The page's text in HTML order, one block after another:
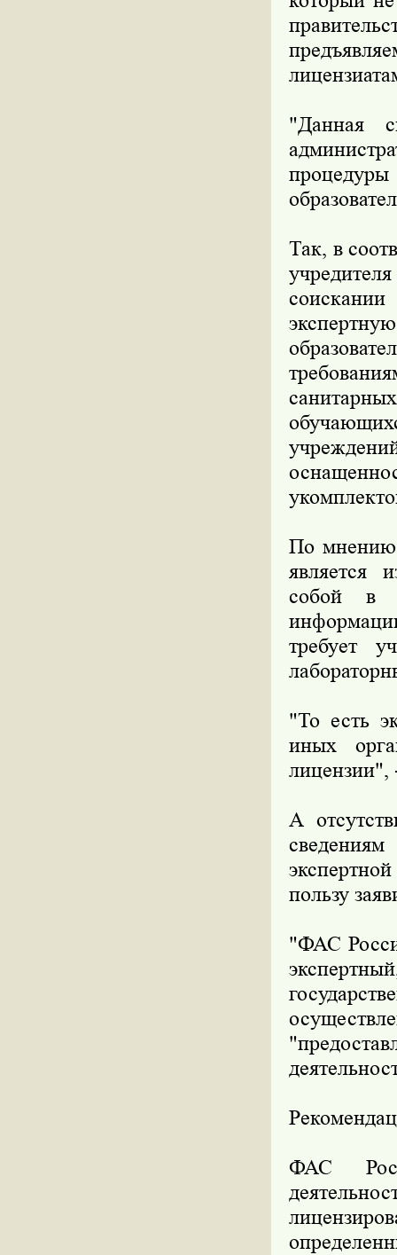
"Данная
Так, в
По мнению
является
собой в
требует
"То есть
иных
лицензии",
А
пользу
"ФАС
ФАС